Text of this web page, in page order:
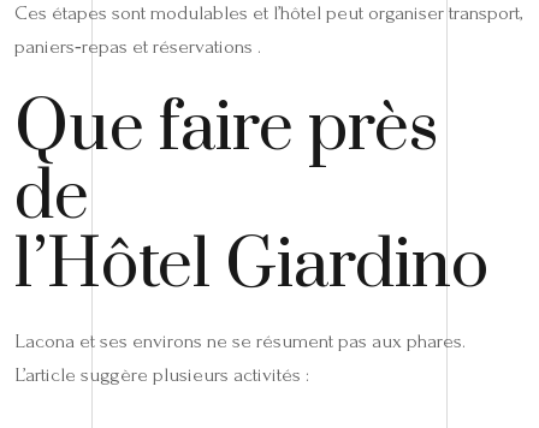
Ces étapes sont modulables et l’hôtel peut organiser transport,
paniers‑repas et réservations .
Que faire près
de
l’Hôtel Giardino
Lacona et ses environs ne se résument pas aux phares.
L’article suggère plusieurs activités :